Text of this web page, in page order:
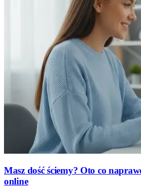
Masz dość ściemy? Oto co
online